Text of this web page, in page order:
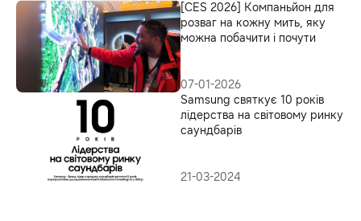
[CES 2026] Компаньйон для
розваг на кожну мить, яку
можна побачити і почути
07-01-2026
Samsung святкує 10 років
лідерства на світовому ринку
саундбарів
21-03-2024